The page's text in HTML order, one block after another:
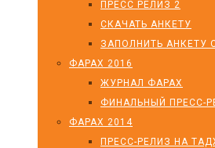
ПРЕСС РЕЛИЗ 2
СКАЧАТЬ АНКЕТУ
ЗАПОЛНИТЬ АНКЕТУ
ФАРАХ 2016
ЖУРНАЛ ФАРАХ
ФИНАЛЬНЫЙ ПРЕСС-
ФАРАХ 2014
ПРЕСС-РЕЛИЗ НА